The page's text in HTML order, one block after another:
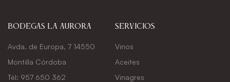
Bodegas La Aurora
Avda. de Europa, 7 14550
Montilla Córdoba
Tél: 957 650 362
Servicios
Vinos
Aceites
Vinagres